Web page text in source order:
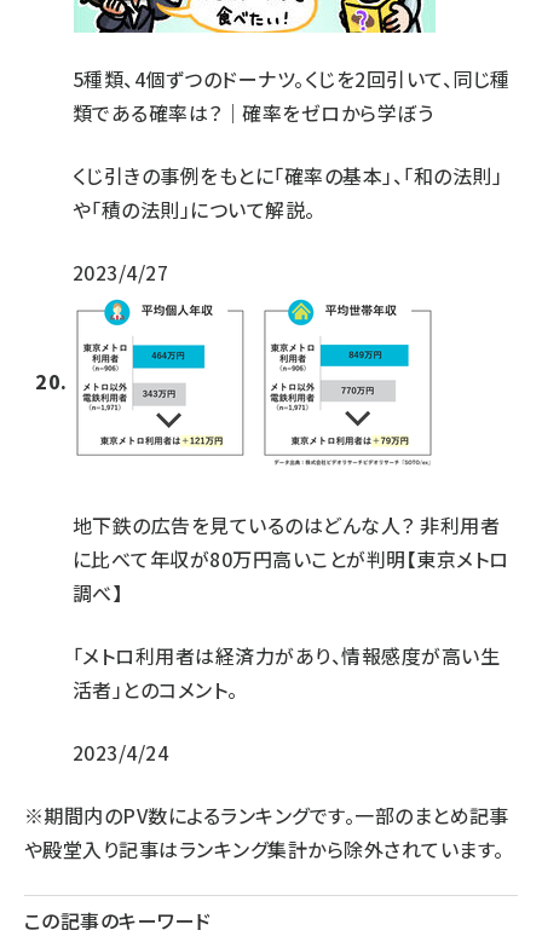
5種類、4個ずつのドーナツ。くじを2回引いて、同じ種
類である確率は？｜確率をゼロから学ぼう
くじ引きの事例をもとに「確率の基本」、「和の法則」
や「積の法則」について解説。
2023/4/27
地下鉄の広告を見ているのはどんな人？ 非利用者
に比べて年収が80万円高いことが判明【東京メトロ
調べ】
「メトロ利用者は経済力があり、情報感度が高い生
活者」とのコメント。
2023/4/24
※期間内のPV数によるランキングです。一部のまとめ記事
や殿堂入り記事はランキング集計から除外されています。
この記事のキーワード